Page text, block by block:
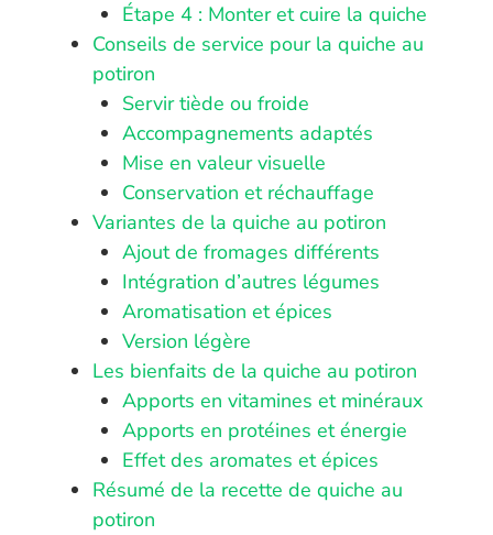
Étape 4 : Monter et cuire la quiche
Conseils de service pour la quiche au
potiron
Servir tiède ou froide
Accompagnements adaptés
Mise en valeur visuelle
Conservation et réchauffage
Variantes de la quiche au potiron
Ajout de fromages différents
Intégration d’autres légumes
Aromatisation et épices
Version légère
Les bienfaits de la quiche au potiron
Apports en vitamines et minéraux
Apports en protéines et énergie
Effet des aromates et épices
Résumé de la recette de quiche au
potiron